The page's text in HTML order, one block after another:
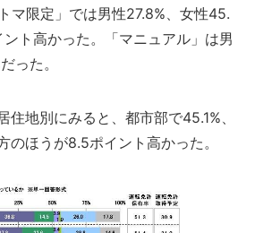
マ限定」では男性27.8%、女性45.
ト高かった。「マニュアル」は男
った。
地別にみると、都市部で45.1%、
のほうが8.5ポイント高かった。